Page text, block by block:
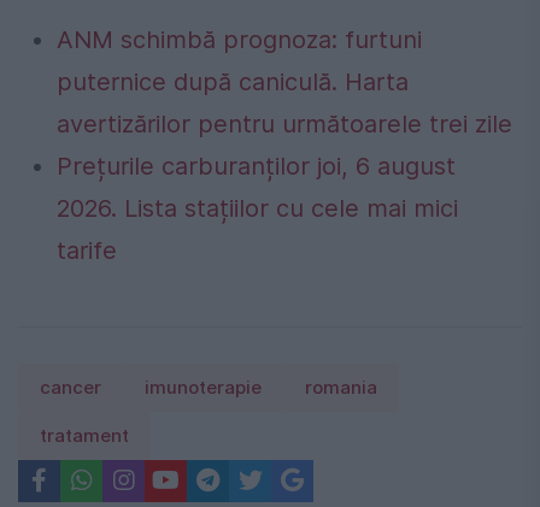
ANM schimbă prognoza: furtuni
puternice după caniculă. Harta
avertizărilor pentru următoarele trei zile
Prețurile carburanților joi, 6 august
2026. Lista stațiilor cu cele mai mici
tarife
cancer imunoterapie romania
tratament